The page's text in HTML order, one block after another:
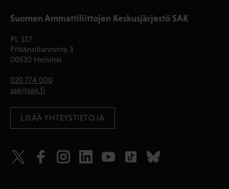
Suomen Ammattiliittojen Keskusjärjestö SAK
PL 157
Pitkänsillanranta 3
00530 Helsinki
020 774 000
sak@sak.fi
LISÄÄ YHTEYSTIETOJA